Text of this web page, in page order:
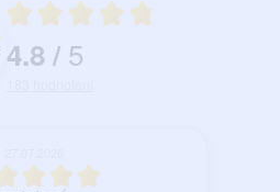
Hodnotenie a recenzie zákazníkov
Priemerné hodnotenie 4.8 z 5
4.8 / 5